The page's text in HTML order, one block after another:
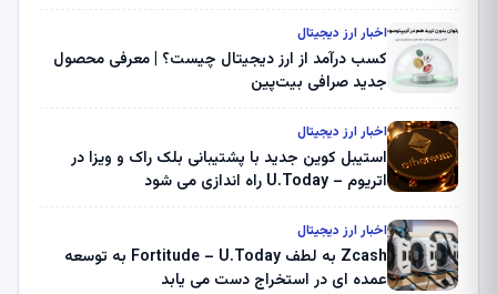
اخبار ارز دیجیتال
کسب درآمد از ارز دیجیتال چیست؟ | معرفی محصول
جدید صرافی بیت‌پین
اخبار ارز دیجیتال
استیبل کوین جدید با پشتیبانی بلک راک و ویزا در
اتریوم – U.Today راه اندازی می شود
اخبار ارز دیجیتال
Zcash به لطف Fortitude – U.Today به توسعه
عمده ای در استخراج دست می یابد